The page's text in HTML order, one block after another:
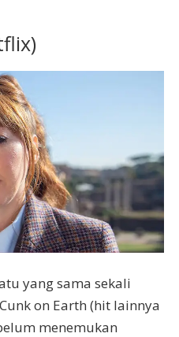
yang sama sekali
on Earth (hit lainnya
menemukan